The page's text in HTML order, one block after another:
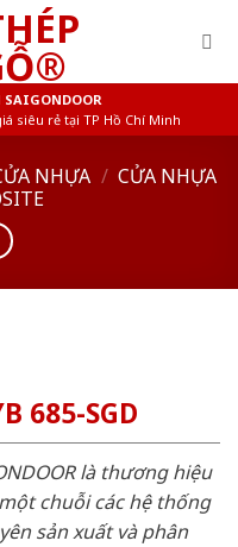
SAIGONDOOR
siêu rẻ tại TP Hồ Chí Minh
NHỰA / CỬA NHỰA
685-SGD
là thương hiệu
chuỗi các hệ thống
sản xuất và phân